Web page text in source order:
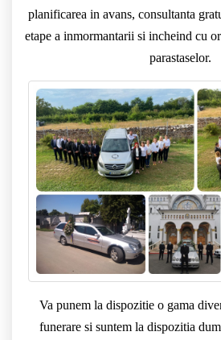
planificarea in avans, consultanta
etape a inmormantarii si incheind cu
parastaselor.
Va punem la dispozitie o gama
funerare si suntem la dispozitia